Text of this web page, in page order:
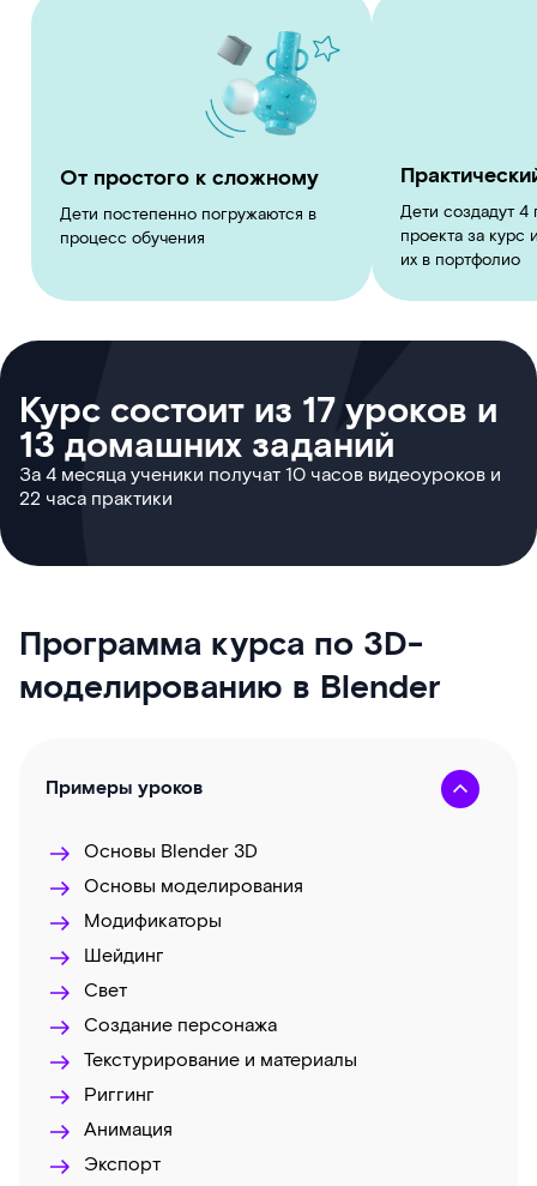
От простого к сложному
Дети постепенно погружаются в
процесс обучения
Дети создадут
проекта за курс
их в портфолио
Курс состоит из 17 уроков и
13 домашних заданий
За 4 месяца ученики получат 10 часов видеоуроков и
22 часа практики
Программа курса по 3D-
моделированию в Blender
Примеры уроков
Основы Blender 3D
Основы моделирования
Модификаторы
Шейдинг
Свет
Создание персонажа
Текстурирование и материалы
Риггинг
Анимация
Экспорт